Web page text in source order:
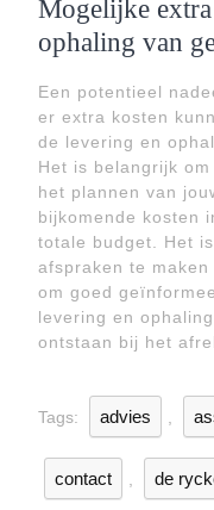
Mogelijke
ophaling van
Een potentieel
er extra kosten
de levering en
Het is belangrijk
het plannen van
bijkomende kosten
totale budget. Het
afspraken te
om goed
levering en
ontstaan bij het
Tags: advies
contact de